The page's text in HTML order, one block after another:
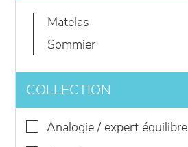
matelas
sommier
COLLECTION
analogie / expert équilibre